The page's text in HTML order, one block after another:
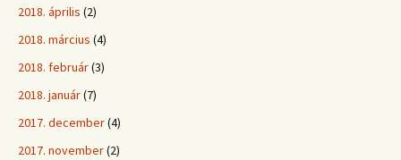
2018. április (2)
2018. március (4)
2018. február(3)
2018. január(7)
2017. december(4)
2017. november(2)